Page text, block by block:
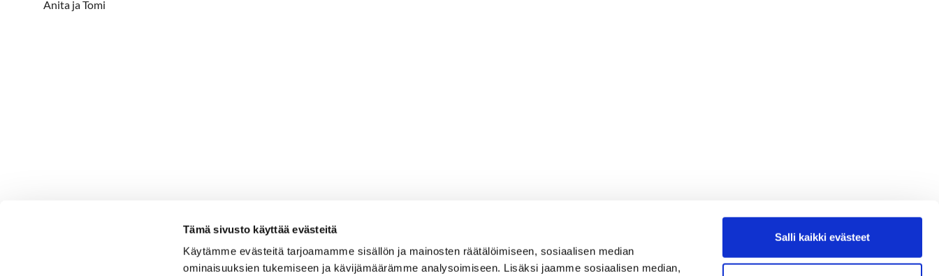
Tämä sivusto käyttää evästeitä
Käytämme evästeitä tarjoamamme sisällön ja mainosten räätälöimiseen, sosiaalisen median
ominaisuuksien tukemiseen ja kävijämäärämme analysoimiseen. Lisäksi jaamme sosiaalisen median,
Salli kaikki evästeet
Anita ja Tomi